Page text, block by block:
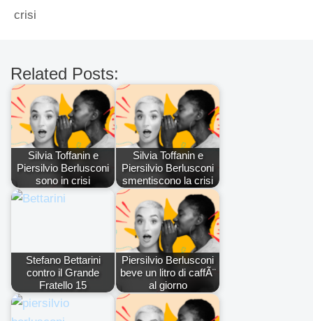
crisi
Related Posts:
Silvia Toffanin e
Piersilvio Berlusconi
sono in crisi
Silvia Toffanin e
Piersilvio Berlusconi
smentiscono la crisi
Stefano Bettarini
contro il Grande
Fratello 15
Piersilvio Berlusconi
beve un litro di caffÃ¨
al giorno